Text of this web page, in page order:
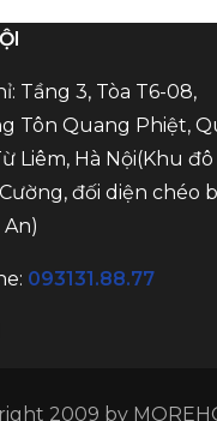
Tầng 3, Tòa T6-08,
Tôn Quang Phiệt,
Liêm, Hà Nội(Khu
đối diện chéo
093131.88.77
2009 by